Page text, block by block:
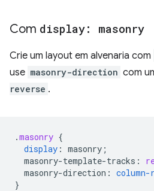
Com display: masonry
Crie um layout em alvenaria com
use masonry-direction com
reverse .
.masonry {
display : masonry ;
masonry-template-tracks :
masonry-direction : column-
}